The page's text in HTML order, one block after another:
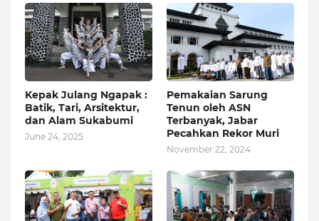
Kepak Julang Ngapak :
Batik, Tari, Arsitektur,
dan Alam Sukabumi
June 24, 2025
Pemakaian Sarung
Tenun oleh ASN
Terbanyak, Jabar
Pecahkan Rekor Muri
November 22, 2024